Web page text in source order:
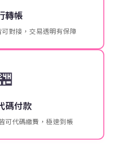
轉帳
對接，交易透明有保障
碼付款
可代碼繳費，極速到帳